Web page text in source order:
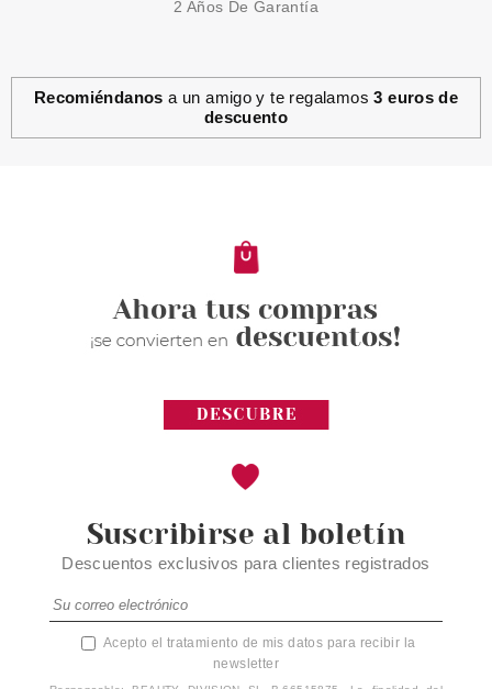
MONTAGNE JEUNESSE
1.20€
2 Años De Garantía
Recomiéndanos a un amigo y te regalamos3 euros de
descuento
Suscribirse al boletín
Descuentos exclusivos para clientes registrados
Acepto el tratamiento de mis datos para recibir la
newsletter